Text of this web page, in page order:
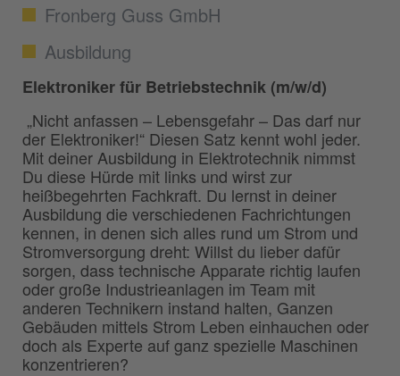
Fronberg Guss GmbH
Ausbildung
Elektroniker für Betriebstechnik (m/w/d)
„Nicht anfassen – Lebensgefahr – Das darf nur
der Elektroniker!“ Diesen Satz kennt wohl jeder.
Mit deiner Ausbildung in Elektrotechnik nimmst
Du diese Hürde mit links und wirst zur
heißbegehrten Fachkraft. Du lernst in deiner
Ausbildung die verschiedenen Fachrichtungen
kennen, in denen sich alles rund um Strom und
Stromversorgung dreht: Willst du lieber dafür
sorgen, dass technische Apparate richtig laufen
oder große Industrieanlagen im Team mit
anderen Technikern instand halten, Ganzen
Gebäuden mittels Strom Leben einhauchen oder
doch als Experte auf ganz spezielle Maschinen
konzentrieren?